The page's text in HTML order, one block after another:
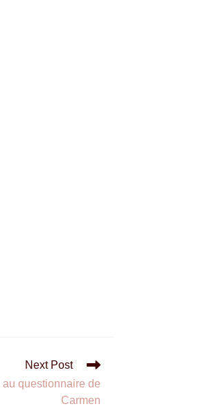
Next Post
au questionnaire de
Carmen